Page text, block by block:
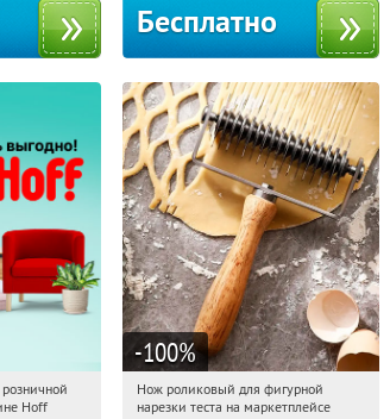
Бесплатно
Получили:
Hoff
-100%
21:31:51 Получили:
Нож роликовый для фигурной
нарезки теста на маркетплейсе